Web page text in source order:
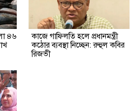
৪৬
কাজে গাফিলতি হলে প্রধানমন্ত্রী
কঠোর ব্যবস্থা নিচ্ছেন: রুহুল কবির
রিজভী